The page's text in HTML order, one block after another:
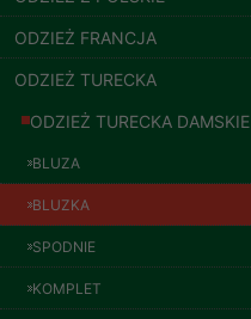
ODZIEŻ FRANCJA
ODZIEŻ TURECKA
ODZIEŻ TURECKA DAMSKIE
BLUZA
BLUZKA
SPODNIE
KOMPLET
Spodnie damskie
jeansy Roz 25-30, 1
61.00 zł